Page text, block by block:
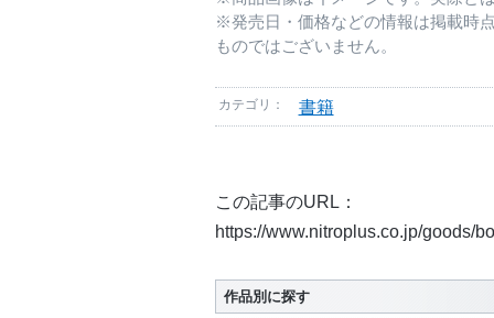
※発売日・価格などの情報は掲載時
ものではございません。
カテゴリ： 書籍
この記事のURL：
https://www.nitroplus.co.jp/goods/
作品別に探す